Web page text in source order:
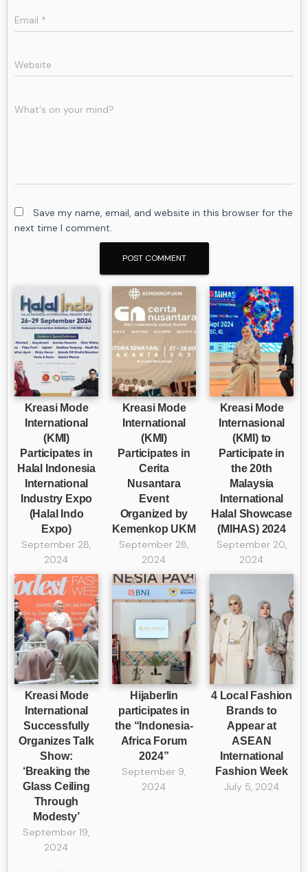
Email *
Website
What's on your mind?
Save my name, email, and website in this browser for the
next time I comment.
Kreasi Mode
International
(KMI)
Participates in
Halal Indonesia
International
Industry Expo
(Halal Indo
Expo)
September 28,
2024
Kreasi Mode
International
(KMI)
Participates in
Cerita
Nusantara
Event
Organized by
Kemenkop UKM
September 28,
2024
Kreasi Mode
Internasional
(KMI) to
Participate in
the 20th
Malaysia
International
Halal Showcase
(MIHAS) 2024
September 20,
2024
Kreasi Mode
International
Successfully
Organizes Talk
Show:
‘Breaking the
Glass Ceiling
Through
Modesty’
September 19,
2024
Hijaberlin
participates in
the “Indonesia-
Africa Forum
2024”
September 9,
2024
4 Local Fashion
Brands to
Appear at
ASEAN
International
Fashion Week
July 5, 2024